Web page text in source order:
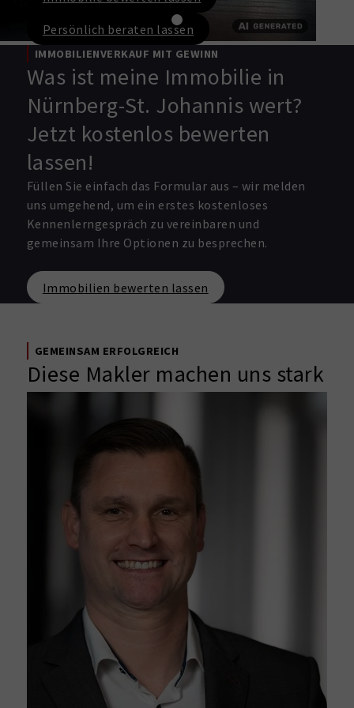
Persönlich beraten lassen
IMMOBILIENVERKAUF MIT GEWINN
Was ist meine Immobilie in
Nürnberg-St. Johannis wert?
Jetzt kostenlos bewerten
lassen!
Füllen Sie einfach das Formular aus – wir melden
uns umgehend, um ein erstes kostenloses
Kennenlerngespräch zu vereinbaren und
gemeinsam Ihre Optionen zu besprechen.
Immobilien bewerten lassen
GEMEINSAM ERFOLGREICH
Diese Makler machen uns stark